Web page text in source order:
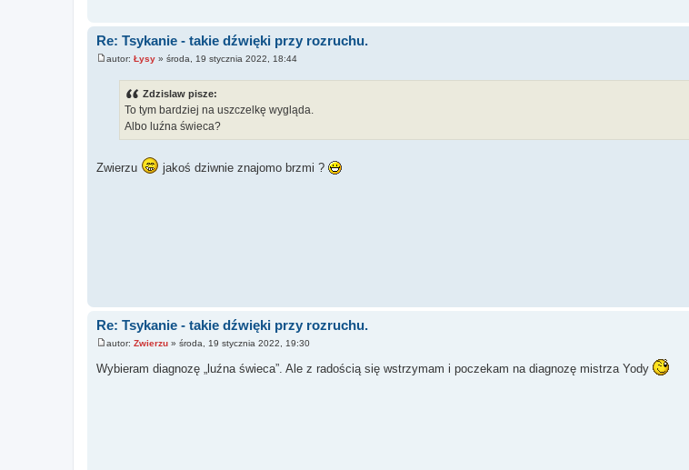
Re: Tsykanie - takie dźwięki przy rozruchu.
autor: Łysy » środa, 19 stycznia 2022, 18:44
Zdzislaw pisze:
To tym bardziej na uszczelkę wygląda.
Albo luźna świeca?
Zwierzu jakoś dziwnie znajomo brzmi ?
Re: Tsykanie - takie dźwięki przy rozruchu.
o
s
autor: Zwierzu » środa, 19 stycznia 2022, 19:30
Wybieram diagnozę „luźna świeca”. Ale z radością się wstrzymam i poczekam na diagnozę mistrza Yody